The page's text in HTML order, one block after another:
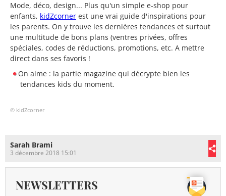
Mode, déco, design... Plus qu'un simple e-shop pour
enfants, kidZcorner est une vrai guide d'inspirations pour
les parents. On y trouve les dernières tendances et surtout
une multitude de bons plans (ventres privées, offres
spéciales, codes de réductions, promotions, etc. A mettre
direct dans ses favoris !
On aime : la partie magazine qui décrypte bien les
tendances kids du moment.
© kidZcorner
Sarah Brami
3 décembre 2018 15:01
NEWSLETTERS